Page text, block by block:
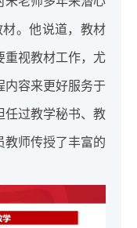
。他说道，教材
重视教材工作，尤
内容来更好服务于
任过教学秘书、教
教师传授了丰富的